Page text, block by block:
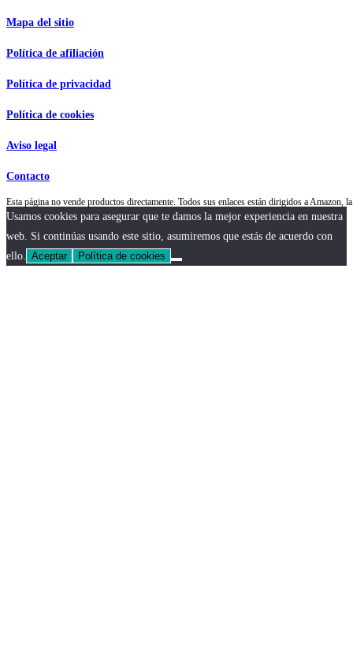
Mapa del sitio
Política de afiliación
Política de privacidad
Política de cookies
Aviso legal
Contacto
Esta página no vende productos directamente. Todos sus enlaces están dirigidos a
Usamos cookies para asegurar que te damos la mejor experiencia en nuestra
web. Si continúas usando este sitio, asumiremos que estás de acuerdo con
ello. Aceptar Política de cookies